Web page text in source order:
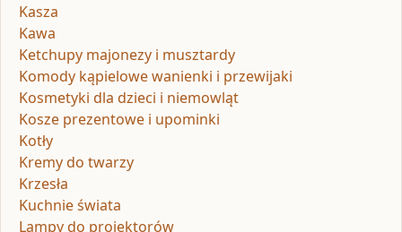
Kasza
Kawa
Ketchupy majonezy i musztardy
Komody kąpielowe wanienki i przewijaki
Kosmetyki dla dzieci i niemowląt
Kosze prezentowe i upominki
Kotły
Kremy do twarzy
Krzesła
Kuchnie świata
Lampy do projektorów